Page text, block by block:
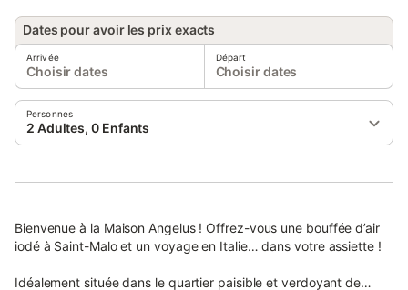
Dates pour avoir les prix exacts
Arrivée
Choisir dates
Départ
Choisir dates
Personnes
2 Adultes, 0 Enfants
Bienvenue à la Maison Angelus ! Offrez-vous une bouffée d’air
iodé à Saint-Malo et un voyage en Italie… dans votre assiette !
Idéalement située dans le quartier paisible et verdoyant de